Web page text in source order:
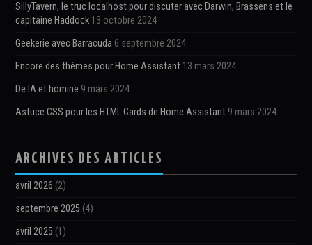
SillyTavern, le truc localhost pour discuter avec Darwin, Brassens et le
capitaine Haddock 13 octobre 2024
Geekerie avec Barracuda 6 septembre 2024
Encore des thèmes pour Home Assistant 13 mars 2024
De IA et homine 9 mars 2024
Astuce CSS pour les HTML Cards de Home Assistant 9 mars 2024
ARCHIVES DES ARTICLES
avril 2026 (2)
septembre 2025 (4)
avril 2025 (1)